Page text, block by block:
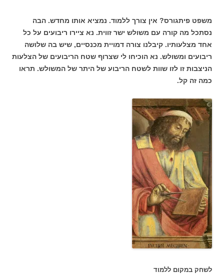
משפט פיתגורס? אין צורך ללמוד. נמציא אותו מחדש. הבה
נסתכל מה קורה עם משולש ישר זווית. נא ציירו ריבועים על כל
אחד מצלעותיו. קיבלנו צורה דמויית מכנסיים, שיש בה שלושה
ריבועים ומשולש. נא הוכיחו לי שצרוף שטח הריבועים של הצלעות
הניצבות זו לזו שוות לשטח הריבוע של היתר של המשולש. תראו
כמה זה קל.
לשחק במקום ללמוד